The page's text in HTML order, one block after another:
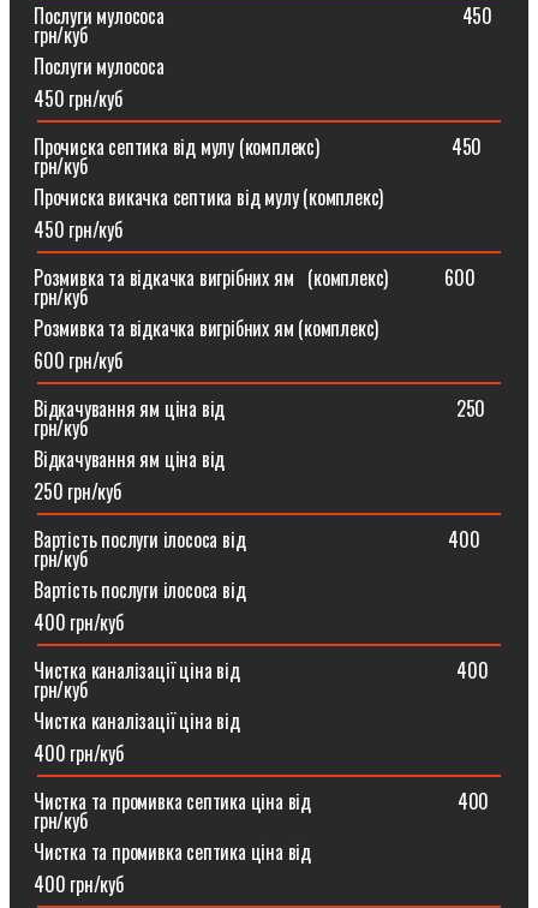
Послуги мулососа⠀⠀⠀⠀⠀⠀⠀⠀⠀⠀⠀⠀⠀⠀⠀⠀⠀⠀⠀⠀⠀450
грн/куб
Послуги мулососа
450 грн/куб
Прочиска септика від мулу (комплекс) ⠀⠀⠀⠀⠀⠀⠀⠀⠀450
грн/куб
Прочиска викачка септика від мулу (комплекс)
450 грн/куб
Розмивка та відкачка вигрібних ям⠀(комплекс)⠀⠀⠀⠀600
грн/куб
Розмивка та відкачка вигрібних ям (комплекс)⠀
600 грн/куб
Відкачування ям ціна від ⠀⠀⠀⠀⠀⠀⠀⠀⠀⠀⠀⠀⠀⠀⠀⠀250
грн/куб
Відкачування ям ціна від
250 грн/куб
Вартість послуги ілососа від ⠀⠀⠀⠀⠀⠀⠀⠀⠀⠀⠀⠀⠀⠀400
грн/куб
Вартість послуги ілососа від
400 грн/куб
Чистка каналізації ціна від ⠀⠀⠀⠀⠀⠀⠀⠀⠀⠀⠀⠀⠀⠀⠀400
грн/куб
Чистка каналізації ціна від
400 грн/куб
Чистка та промивка септика ціна від ⠀⠀⠀⠀⠀⠀⠀⠀⠀⠀400
грн/куб
Чистка та промивка септика ціна від
400 грн/куб